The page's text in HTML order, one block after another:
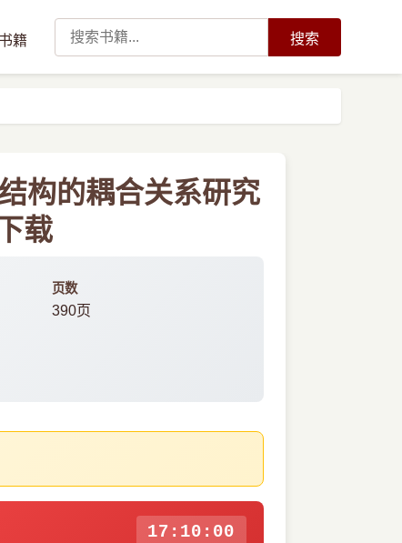
籍 搜索
构的耦合关系研究
载
页数
390页
17:09:59